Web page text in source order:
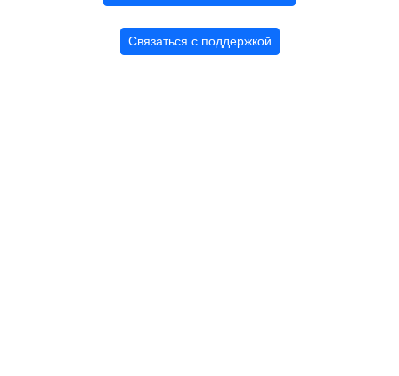
Связаться с поддержкой